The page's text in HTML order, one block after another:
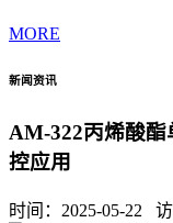
MORE
新闻资讯
AM-322丙烯酸酯
控应用
时间：2025-05-22 访